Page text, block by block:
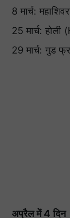
8 मार्च:
25 मार्च:
29 मार्च: गुड
अप्रैल में 4 दिन